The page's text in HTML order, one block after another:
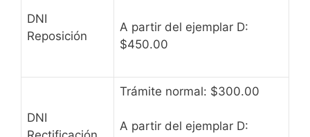
DNI
Reposición
A partir del ejemplar D:
$450.00
DNI
Trámite normal: $300.00
A partir del ejemplar D: